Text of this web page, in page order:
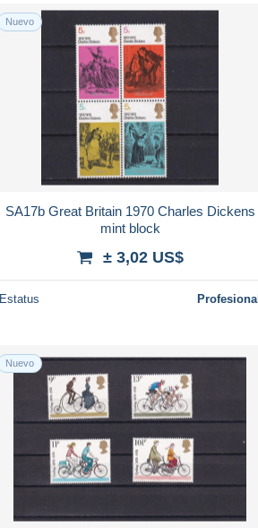
Nuevo
SA17b Great Britain 1970 Charles Dickens
mint block
± 3,02 US$
Estatus Profesional
Nuevo